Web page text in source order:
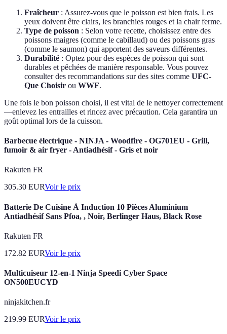
Fraîcheur : Assurez-vous que le poisson est bien frais. Les
yeux doivent être clairs, les branchies rouges et la chair ferme.
Type de poisson : Selon votre recette, choisissez entre des
poissons maigres (comme le cabillaud) ou des poissons gras
(comme le saumon) qui apportent des saveurs différentes.
Durabilité : Optez pour des espèces de poisson qui sont
durables et pêchées de manière responsable. Vous pouvez
consulter des recommandations sur des sites comme UFC-
Que Choisir ou WWF.
Une fois le bon poisson choisi, il est vital de le nettoyer correctement
—enlevez les entrailles et rincez avec précaution. Cela garantira un
goût optimal lors de la cuisson.
Barbecue électrique - NINJA - Woodfire - OG701EU - Grill,
fumoir & air fryer - Antiadhésif - Gris et noir
Rakuten FR
305.30 EURVoir le prix
Batterie De Cuisine À Induction 10 Pièces Aluminium
Antiadhésif Sans Pfoa, , Noir, Berlinger Haus, Black Rose
Rakuten FR
172.82 EURVoir le prix
Multicuiseur 12-en-1 Ninja Speedi Cyber Space
ON500EUCYD
ninjakitchen.fr
219.99 EURVoir le prix